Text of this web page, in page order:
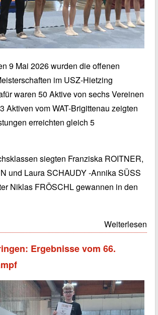
9 Mai 2026 wurden die offenen
im USZ-Hietzing
waren 50 Aktive von sechs Vereinen
Aktiven vom WAT-Brigittenau zeigten
erreichten gleich 5
siegten Franziska ROITNER,
und Laura SCHAUDY -Annika SÜSS
Niklas FRÖSCHL gewannen in den
Weiterlesen
Ergebnisse vom 66.